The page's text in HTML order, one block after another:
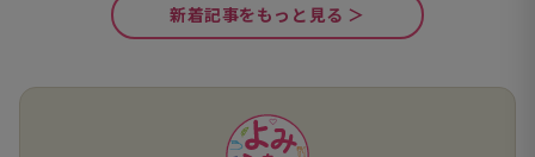
新着記事をもっと見る ＞